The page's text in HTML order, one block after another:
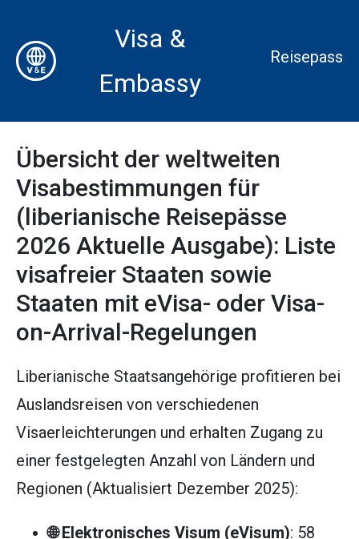
Visa &
Embassy
Reisepass
Übersicht der weltweiten
Visabestimmungen für
(liberianische Reisepässe
2026 Aktuelle Ausgabe): Liste
visafreier Staaten sowie
Staaten mit eVisa- oder Visa-
on-Arrival-Regelungen
Liberianische Staatsangehörige profitieren bei
Auslandsreisen von verschiedenen
Visaerleichterungen und erhalten Zugang zu
einer festgelegten Anzahl von Ländern und
Regionen (Aktualisiert Dezember 2025):
🌐 Elektronisches Visum (eVisum): 58